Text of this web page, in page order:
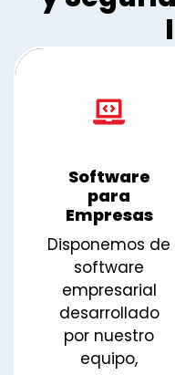
Software
para
Empresas
Disponemos de
software
empresarial
desarrollado
por nuestro
equipo,